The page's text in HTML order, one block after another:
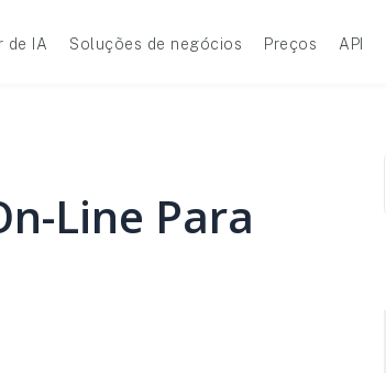
de IA Soluções de negócios Preços API
Line Para